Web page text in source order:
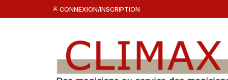
au
CONNEXION/INSCRIPTION